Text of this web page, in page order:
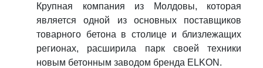
Крупная компания из Молдовы, которая
является одной из основных поставщиков
товарного бетона в столице и близлежащих
регионах, расширила парк своей техники
новым бетонным заводом бренда ELKON.